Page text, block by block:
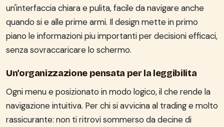
un'interfaccia chiara e pulita, facile da navigare anche
quando si e alle prime armi. Il design mette in primo
piano le informazioni piu importanti per decisioni efficaci,
senza sovraccaricare lo schermo.
Un'organizzazione pensata per la leggibilita
Ogni menu e posizionato in modo logico, il che rende la
navigazione intuitiva. Per chi si avvicina al trading e molto
rassicurante: non ti ritrovi sommerso da decine di